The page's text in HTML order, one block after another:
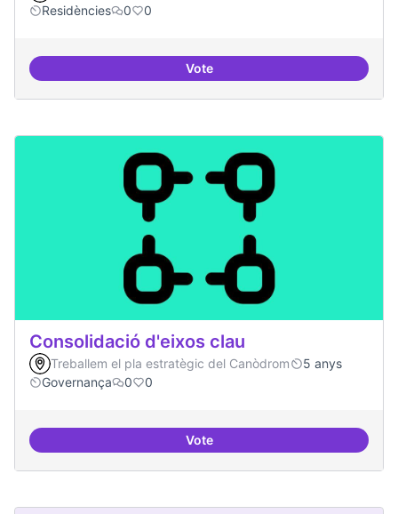
Residències
0 0
VoteComunitat i continuitat
Consolidació d'eixos clau
Treballem el pla estratègic del Canòdrom
5 anys
Governança
0 0
VoteConsolidació d'eixos clau